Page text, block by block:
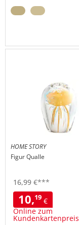
HOME STORY
Figur Qualle
16,99 €***
10,19 €
Online zum
Kundenkartenpreis